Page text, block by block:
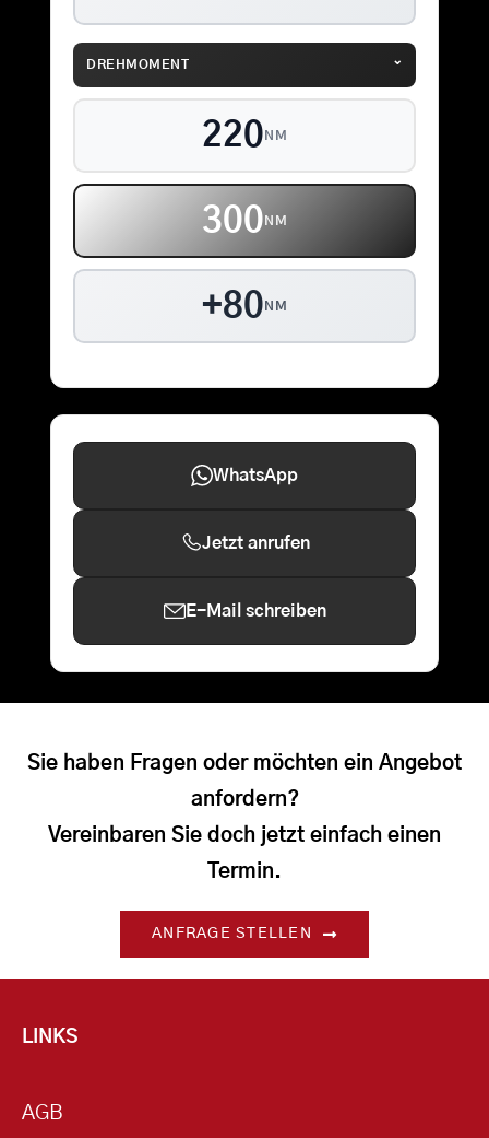
DREHMOMENT ⌄
220 NM
300 NM
+80 NM
WhatsApp
Jetzt anrufen
E-Mail schreiben
Sie haben Fragen oder möchten ein Angebot
anfordern?
Vereinbaren Sie doch jetzt einfach einen
Termin.
ANFRAGE STELLEN
LINKS
AGB